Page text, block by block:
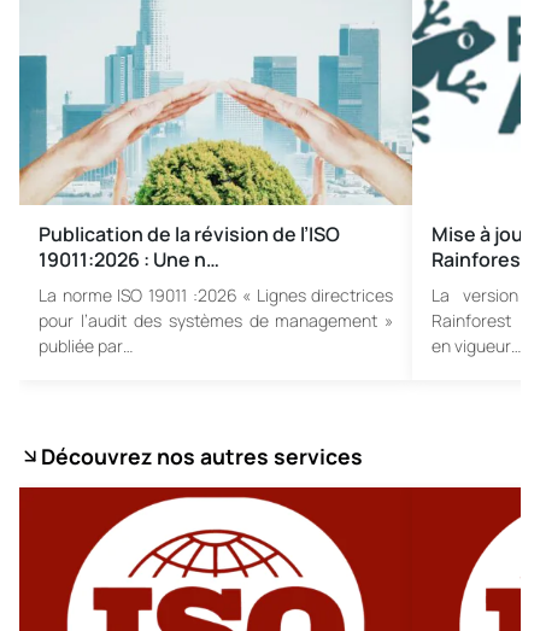
Publication de la révision de l’ISO
19011:2026 : Une n…
La norme ISO 19011 :2026 « Lignes directrices
pour l’audit des systèmes de management »
publiée par…
Mise à jour
Rainforest
La version
Rainforest
en vigueur…
Découvrez nos autres services